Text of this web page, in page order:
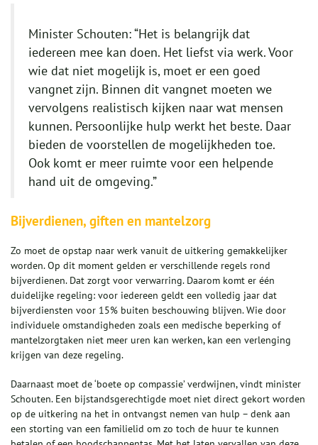
Minister Schouten: “Het is belangrijk dat
iedereen mee kan doen. Het liefst via werk. Voor
wie dat niet mogelijk is, moet er een goed
vangnet zijn. Binnen dit vangnet moeten we
vervolgens realistisch kijken naar wat mensen
kunnen. Persoonlijke hulp werkt het beste. Daar
bieden de voorstellen de mogelijkheden toe.
Ook komt er meer ruimte voor een helpende
hand uit de omgeving.”
Bijverdienen, giften en mantelzorg
Zo moet de opstap naar werk vanuit de uitkering gemakkelijker
worden. Op dit moment gelden er verschillende regels rond
bijverdienen. Dat zorgt voor verwarring. Daarom komt er één
duidelijke regeling: voor iedereen geldt een volledig jaar dat
bijverdiensten voor 15% buiten beschouwing blijven. Wie door
individuele omstandigheden zoals een medische beperking of
mantelzorgtaken niet meer uren kan werken, kan een verlenging
krijgen van deze regeling.
Daarnaast moet de ‘boete op compassie’ verdwijnen, vindt minister
Schouten. Een bijstandsgerechtigde moet niet direct gekort worden
op de uitkering na het in ontvangst nemen van hulp – denk aan
een storting van een familielid om zo toch de huur te kunnen